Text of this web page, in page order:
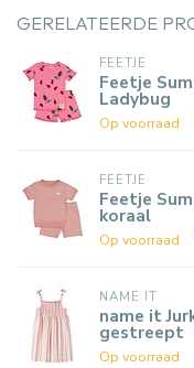
GERELATEERDE
FEETJE
Feetje
Ladybug
Op voorraad
FEETJE
Feetje
koraal
Op voorraad
NAME IT
name it
gestreept
Op voorraad